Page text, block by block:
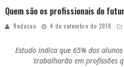
Quem são os profissionais do
Redacao 4 de setembro de 2019
Estudo indica que 65% dos
trabalharão em profissões